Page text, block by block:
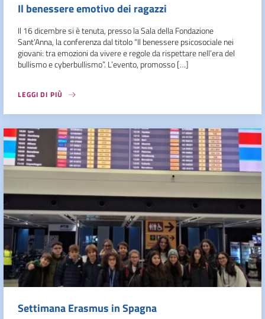
Il benessere emotivo dei ragazzi
Il 16 dicembre si è tenuta, presso la Sala della Fondazione
Sant’Anna, la conferenza dal titolo “Il benessere psicosociale nei
giovani: tra emozioni da vivere e regole da rispettare nell’era del
bullismo e cyberbullismo”. L’evento, promosso […]
LEGGI DI PIÙ
Settimana Erasmus in Spagna